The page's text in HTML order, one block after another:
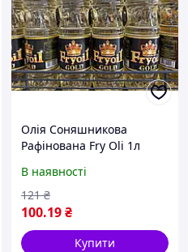
Олія Соняшникова
Рафінована Fry Oli 1л
В наявності
100.19₴
121 ₴
Купити